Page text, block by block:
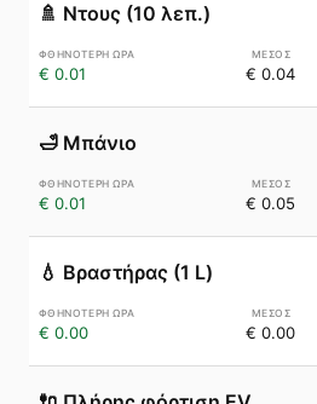
🚿 Ντους (10 λεπ.)
€ 0.01 € 0.04
🛁 Μπάνιο
€ 0.01 € 0.05
💧 Βραστήρας (1 L)
€ 0.00 € 0.00